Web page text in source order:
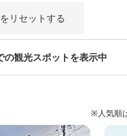
リセットする
の観光スポットを表示中
※人気順